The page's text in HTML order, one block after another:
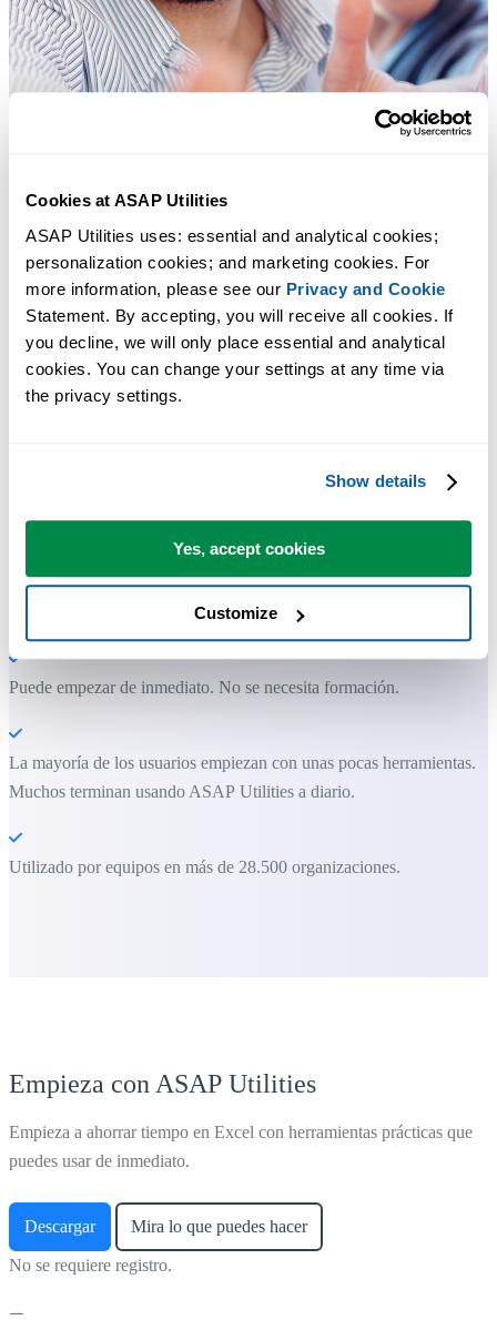
Cookies at ASAP Utilities
ASAP Utilities uses: essential and analytical cookies;
personalization cookies; and marketing cookies. For
more information, please see our Privacy and Cookie
Statement. By accepting, you will receive all cookies. If
you decline, we will only place essential and analytical
cookies. You can change your settings at any time via
the privacy settings.
Show details
Yes, accept cookies
Customize
Herramientas prácticas que muchos usuarios desearían tener en Excel.
ASAP Utilities te ayuda a ahorrar tiempo y a hacer cosas que Excel
por sí solo no puede hacer.
Puede empezar de inmediato. No se necesita formación.
La mayoría de los usuarios empiezan con unas pocas herramientas.
Muchos terminan usando ASAP Utilities a diario.
Utilizado por equipos en más de 28.500 organizaciones.
Empieza con ASAP Utilities
Empieza a ahorrar tiempo en Excel con herramientas prácticas que
puedes usar de inmediato.
Descargar Mira lo que puedes hacer
No se requiere registro.